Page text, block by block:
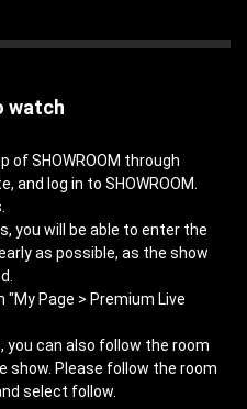
watch
of SHOWROOM through
and log in to SHOWROOM.
you will be able to enter the
as possible, as the show
Page > Premium Live
you can also follow the room
Please follow the room
select follow.